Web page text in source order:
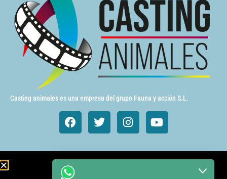
Casting animales es una empresa del grupo Fauna y acción S.L.
Animales de cine y TV